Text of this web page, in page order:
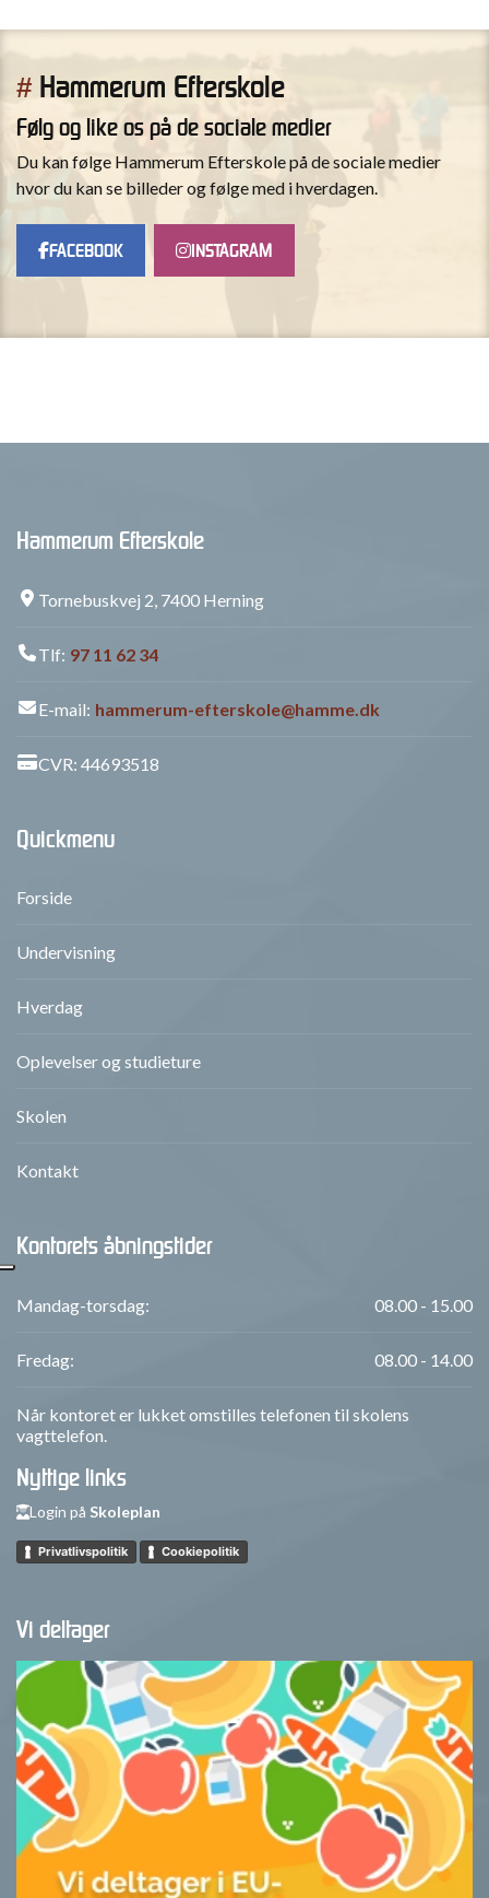
# Hammerum Efterskole
Følg og like os på de sociale medier
Du kan følge Hammerum Efterskole på de sociale medier
hvor du kan se billeder og følge med i hverdagen.
FACEBOOK INSTAGRAM
Hammerum Efterskole
Tornebuskvej 2, 7400 Herning
Tlf: 97 11 62 34
E-mail: hammerum-efterskole@hamme.dk
CVR: 44693518
Quickmenu
Forside
Undervisning
Hverdag
Oplevelser og studieture
Skolen
Kontakt
Kontorets åbningstider
Mandag-torsdag: 08.00 - 15.00
Fredag: 08.00 - 14.00
Når kontoret er lukket omstilles telefonen til skolens
vagttelefon.
Nyttige links
Login på Skoleplan
Privatlivspolitik Cookiepolitik
Vi deltager